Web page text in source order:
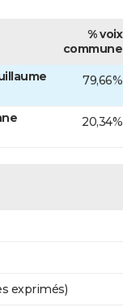
% voix
commune
79,66%
20,34%
exprimés)